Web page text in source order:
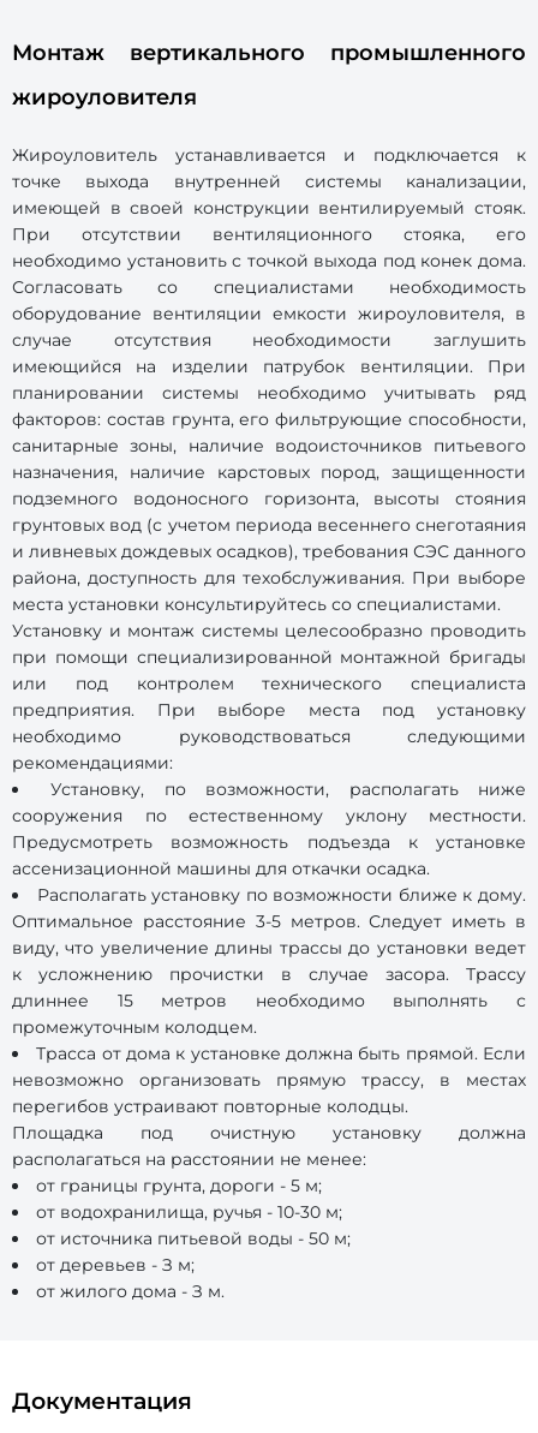
Монтаж вертикального промышленного
жироуловителя
Жироуловитель устанавливается и подключается к
точке выхода внутренней системы канализации,
имеющей в своей конструкции вентилируемый стояк.
При отсутствии вентиляционного стояка, его
необходимо установить с точкой выхода под конек дома.
Согласовать со специалистами необходимость
оборудование вентиляции емкости жироуловителя, в
случае отсутствия необходимости заглушить
имеющийся на изделии патрубок вентиляции. При
планировании системы необходимо учитывать ряд
факторов: состав грунта, его фильтрующие способности,
санитарные зоны, наличие водоисточников питьевого
назначения, наличие карстовых пород, защищенности
подземного водоносного горизонта, высоты стояния
грунтовых вод (с учетом периода весеннего снеготаяния
и ливневых дождевых осадков), требования СЭС данного
района, доступность для техобслуживания. При выборе
места установки консультируйтесь со специалистами.
Установку и монтаж системы целесообразно проводить
при помощи специализированной монтажной бригады
или под контролем технического специалиста
предприятия. При выборе места под установку
необходимо руководствоваться следующими
рекомендациями:
Установку, по возможности, располагать ниже
сооружения по естественному уклону местности.
Предусмотреть возможность подъезда к установке
ассенизационной машины для откачки осадка.
Располагать установку по возможности ближе к дому.
Оптимальное расстояние 3-5 метров. Следует иметь в
виду, что увеличение длины трассы до установки ведет
к усложнению прочистки в случае засора. Трассу
длиннее 15 метров необходимо выполнять с
промежуточным колодцем.
Трасса от дома к установке должна быть прямой. Если
невозможно организовать прямую трассу, в местах
перегибов устраивают повторные колодцы.
Площадка под очистную установку должна
располагаться на расстоянии не менее:
от границы грунта, дороги - 5 м;
от водохранилища, ручья - 10-30 м;
от источника питьевой воды - 50 м;
от деревьев - З м;
от жилого дома - З м.
Документация